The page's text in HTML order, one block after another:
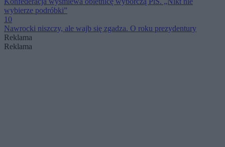
wybierze podróbki”
10
Nawrocki niszczy, ale wajb się zgadza. O roku prezydentury
Reklama
Reklama